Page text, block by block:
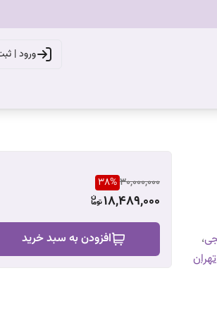
ورود |
،
تهران
30,000,000
38%
18,489,000
افزودن به سبد خرید